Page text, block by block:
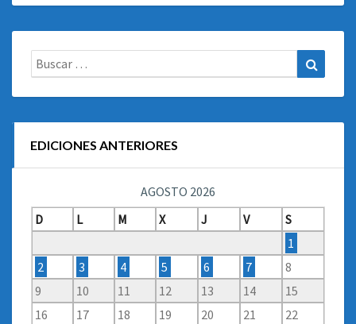
Buscar:
EDICIONES ANTERIORES
AGOSTO 2026
D
L M X J V
S
1
2
3 4 5 6 7
8
9
10 11 12 13 14
15
16
17 18 19 20 21
22